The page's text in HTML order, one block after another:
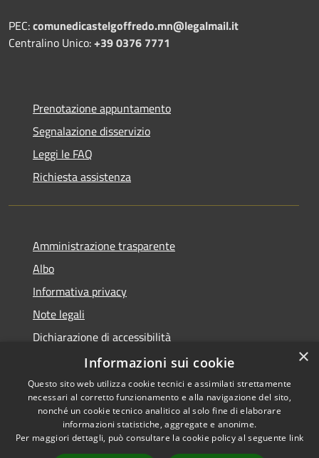
PEC:comunedicastelgoffredo.mn@legalmail.it
Centralino Unico:+39 0376 7771
Prenotazione appuntamento
Segnalazione disservizio
Leggi le FAQ
Richiesta assistenza
Amministrazione trasparente
Albo
Informativa privacy
Note legali
Dichiarazione di accessibilità
Piano di miglioramento
RSS
Accessibilità
Copyright © 2026 • Comune di
Castel Goffredo • Powered by
×
Informazioni sui cookie
Questo sito web utilizza cookie tecnici e assimilati strettamente
necessari al corretto funzionamento e alla navigazione del sito,
nonché un cookie tecnico analitico al solo fine di elaborare
informazioni statistiche, aggregate e anonime.
Per maggiori dettagli, può consultare la cookie policy al seguente link